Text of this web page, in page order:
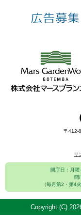
〒412-
リ
開庁日：月曜
開
（毎月第2・第4
Copyright (C)